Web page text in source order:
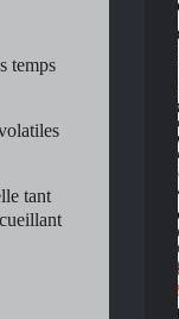
temps
tant